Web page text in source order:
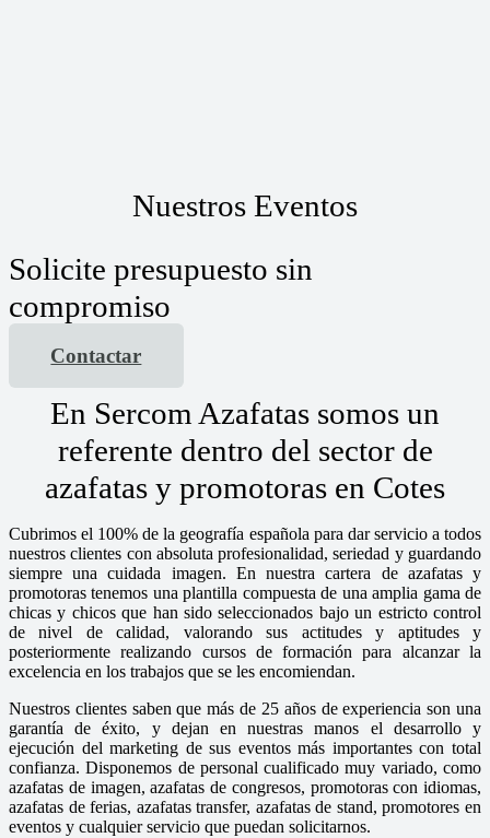
Nuestros Eventos
Solicite presupuesto sin
compromiso
Contactar
En Sercom Azafatas somos un
referente dentro del sector de
azafatas y promotoras en Cotes
Cubrimos el 100% de la geografía española para dar servicio a todos
nuestros clientes con absoluta profesionalidad, seriedad y guardando
siempre una cuidada imagen. En nuestra cartera de azafatas y
promotoras tenemos una plantilla compuesta de una amplia gama de
chicas y chicos que han sido seleccionados bajo un estricto control
de nivel de calidad, valorando sus actitudes y aptitudes y
posteriormente realizando cursos de formación para alcanzar la
excelencia en los trabajos que se les encomiendan.
Nuestros clientes saben que más de 25 años de experiencia son una
garantía de éxito, y dejan en nuestras manos el desarrollo y
ejecución del marketing de sus eventos más importantes con total
confianza. Disponemos de personal cualificado muy variado, como
azafatas de imagen, azafatas de congresos, promotoras con idiomas,
azafatas de ferias, azafatas transfer, azafatas de stand, promotores en
eventos y cualquier servicio que puedan solicitarnos.